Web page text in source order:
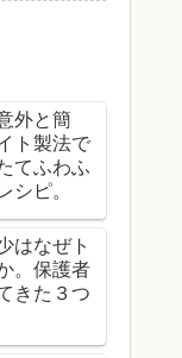
外と簡
ト製法で
てふわふ
シピ。
はなぜト
。保護者
きた３つ